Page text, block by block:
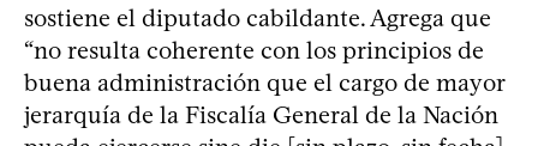
sostiene el diputado cabildante. Agrega que
“no resulta coherente con los principios de
buena administración que el cargo de mayor
jerarquía de la Fiscalía General de la Nación